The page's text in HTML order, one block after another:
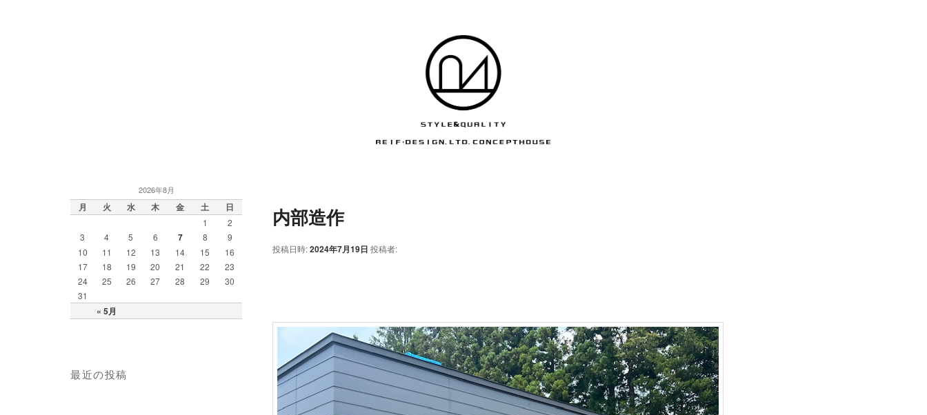
内部造作
投稿日時:2024年7月19日 投稿者:
2026年8月
月 火 水 木 金 土 日
« 5月
1
2
3
4 5 6 7 8
9
10
11 12 13 14 15
16
17
18 19 20 21 22
23
24
25 26 27 28 29
30
31
最近の投稿